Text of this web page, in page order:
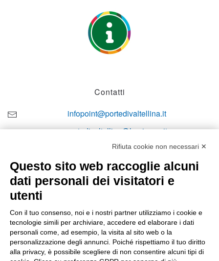
Contatti
infopoint@portedivaltellina.it
portedivaltellina@lamiapec.it
+39 0342 601140
Lun-ven
08:00 – 12:10 / 14:00 – 18:10
Rifiuta cookie non necessari ✕
Questo sito web raccoglie alcuni
dati personali dei visitatori e
utenti
Con il tuo consenso, noi e i nostri partner utilizziamo i cookie e
tecnologie simili per archiviare, accedere ed elaborare i dati
personali come, ad esempio, la visita al sito web o la
personalizzazione degli annunci. Poiché rispettiamo il tuo diritto
alla privacy, è possibile scegliere di non consentire alcuni tipi di